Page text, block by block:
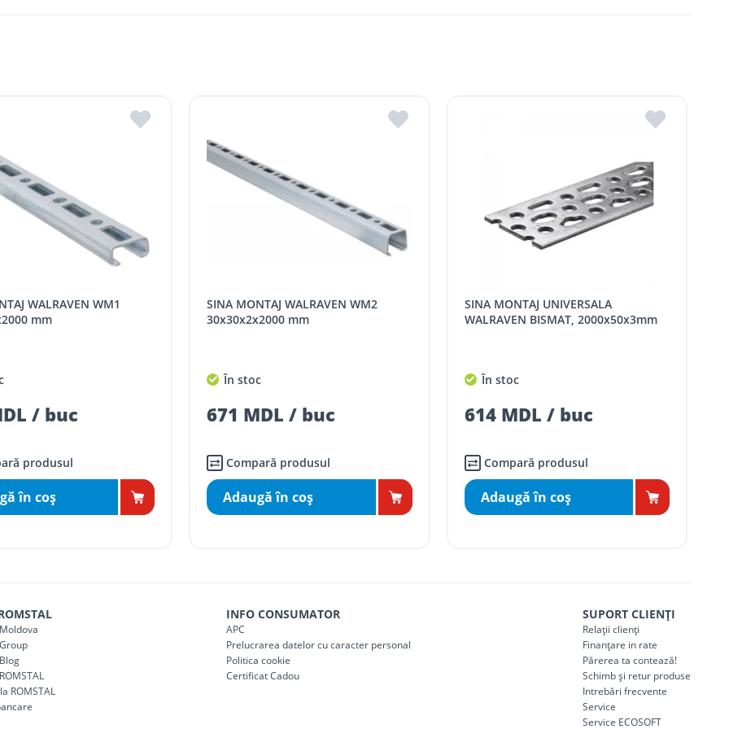
în funcție de graficul de livrări la magazinele ROMSTAL.
Strășeni, pot fi ridicate GRATUIT din cel mai apropiat magazin ROMSTAL.
de sumă, pot fi ridicate GRATUIT, săptămânal, din cel mai apropiat magazin ROMSTAL.
tarife:
distanța tur - retur) 5 / km / directie
str. Heciului 2A, MD 3100, Bălți, R. Moldova
mm
/ buc
produsul
în coş
SINA MONTAJ WALRAVEN WM2
30x30x2x2000 mm
În stoc
671 MDL / buc
Compară produsul
Adaugă în coş
SINA MONTAJ UNIVERSALA
WALRAVEN BISMAT, 2000x50x3mm
În stoc
614 MDL / buc
Compară produsul
Adaugă în coş
ROMSTAL
INFO CONSUMATOR
APC
Prelucrarea datelor cu caracter personal
Politica cookie
Certificat Cadou
SUPORT CLIENȚI
Relații clienți
Finanțare in rate
Părerea ta contează!
Schimb și retur produse
Intrebări frecvente
Service
Service ECOSOFT